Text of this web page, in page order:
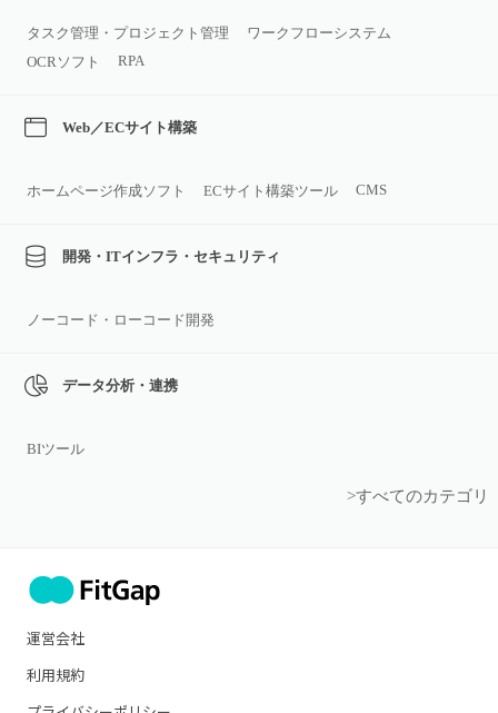
タスク管理・プロジェクト管理
ワークフローシステム
OCRソフト
RPA
Web／ECサイト構築
ホームページ作成ソフト ECサイト構築ツール CMS
開発・ITインフラ・セキュリティ
ノーコード・ローコード開発
データ分析・連携
BIツール
>すべてのカテゴリ
運営会社
利用規約